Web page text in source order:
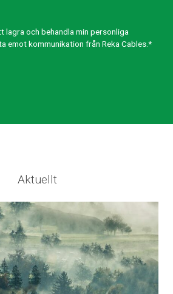
lagra och behandla min personliga
emot kommunikation från Reka Cables.*
Aktuellt